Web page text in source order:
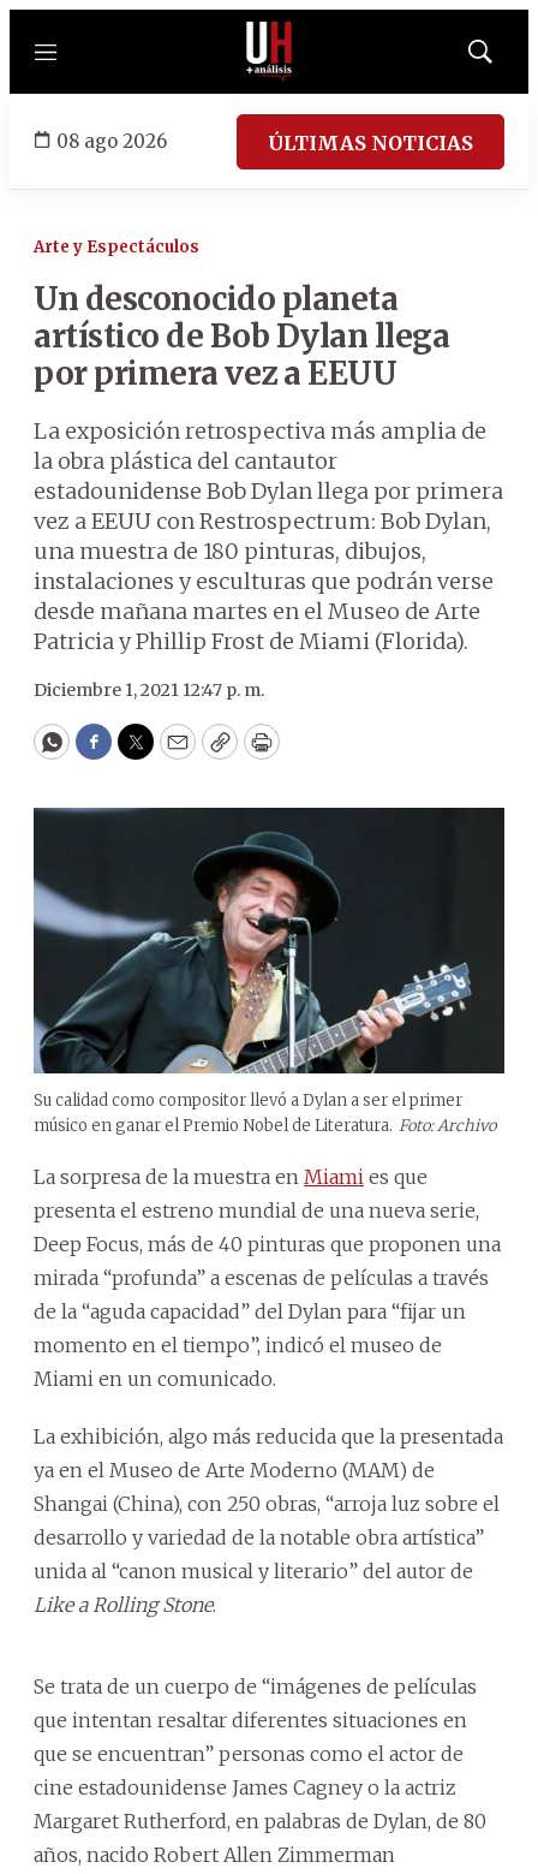
Menú
Mostrar
08 ago 2026 ÚLTIMAS NOTICIAS
Arte y Espectáculos
Un desconocido planeta
artístico de Bob Dylan llega
por primera vez a EEUU
La exposición retrospectiva más amplia de
la obra plástica del cantautor
estadounidense Bob Dylan llega por primera
vez a EEUU con Restrospectrum: Bob Dylan,
una muestra de 180 pinturas, dibujos,
instalaciones y esculturas que podrán verse
desde mañana martes en el Museo de Arte
Patricia y Phillip Frost de Miami (Florida).
Diciembre 1, 2021 12:47 p. m.
WhatsApp
Facebook
Twitter
EmailCopyPrint
Su calidad como compositor llevó a Dylan a ser el primer
músico en ganar el Premio Nobel de Literatura. Foto: Archivo
La sorpresa de la muestra en Miami es que
presenta el estreno mundial de una nueva serie,
Deep Focus, más de 40 pinturas que proponen una
mirada “profunda” a escenas de películas a través
de la “aguda capacidad” del Dylan para “fijar un
momento en el tiempo”, indicó el museo de
Miami en un comunicado.
La exhibición, algo más reducida que la presentada
ya en el Museo de Arte Moderno (MAM) de
Shangai (China), con 250 obras, “arroja luz sobre el
desarrollo y variedad de la notable obra artística”
unida al “canon musical y literario” del autor de
Like a Rolling Stone.
Se trata de un cuerpo de “imágenes de películas
que intentan resaltar diferentes situaciones en
que se encuentran” personas como el actor de
cine estadounidense James Cagney o la actriz
Margaret Rutherford, en palabras de Dylan, de 80
años, nacido Robert Allen Zimmerman